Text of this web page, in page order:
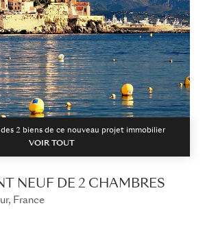
2 biens de ce nouveau projet immobilier
VOIR TOUT
NEUF DE 2 CHAMBRES
France